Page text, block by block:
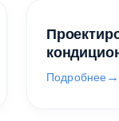
Подробнее